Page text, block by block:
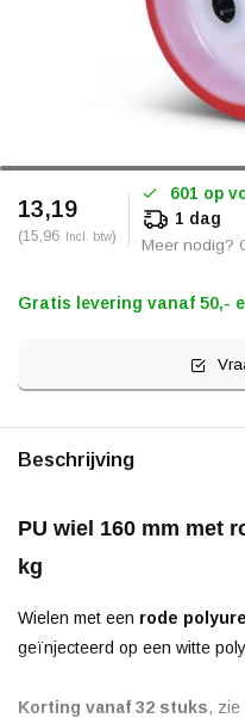
13,19
(15,96 Incl. btw)
601 op
1 dag
Meer nodig?
Gratis levering vanaf 50,-
Beschrijving
PU wiel 160 mm met
kg
Wielen met een rode
geïnjecteerd op een witte
Korting vanaf 32 stuks, zie